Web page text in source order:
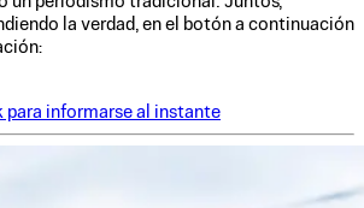
la verdad, en el botón a continuación
para informarse al instante